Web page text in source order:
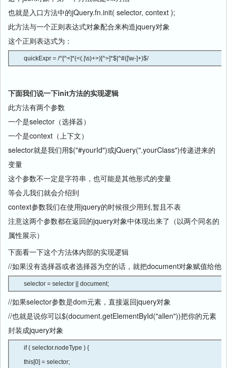
也就是入口方法中的jQuery.fn.init( selector, context );
此方法与一个正则表达式对象配合来构造jquery对象
这个正则表达式为：
quickExpr = /^[^<]*(<(.|\s)+>)[^>]*$|^#([\w-]+)$/
下面我们说一下init方法的实现逻辑
此方法有两个参数
一个是selector（选择器）
一个是context（上下文）
selector就是我们用$("#yourId")或jQuery(".yourClass")传递进来的
变量
这个参数不一定是字符串，也可能是其他形式的变量
等会儿我们就会介绍到
context参数我们在使用jquery的时候很少用到,暂且不表
注意这两个参数都在返回的jquery对象中体现出来了（以两个同名的
属性展示）
下面看一下这个方法体内部的实现逻辑
//如果没有选择器或者选择器为空的话，就把document对象赋值给他
//如果selector参数是dom元素，直接返回jquery对象
//也就是说你可以$(document.getElementById("allen"))把你的元素
封装成jquery对象
if ( selector.nodeType ) {
this[0] = selector;